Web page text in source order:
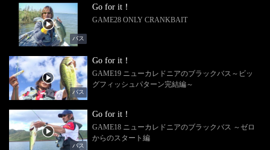
バス
Go for it！
GAME28 ONLY CRANKBAIT
バス
Go for it！
GAME19 ニューカレドニアのブラックバス～ビッ
グフィッシュパターン完結編～
バス
Go for it！
GAME18 ニューカレドニアのブラックバス ～ゼロ
からのスタート編